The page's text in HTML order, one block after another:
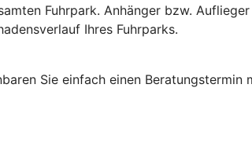
Fuhrpark. Anhänger bzw.
Ihres Fuhrparks.
Sie einfach einen Beratungstermin